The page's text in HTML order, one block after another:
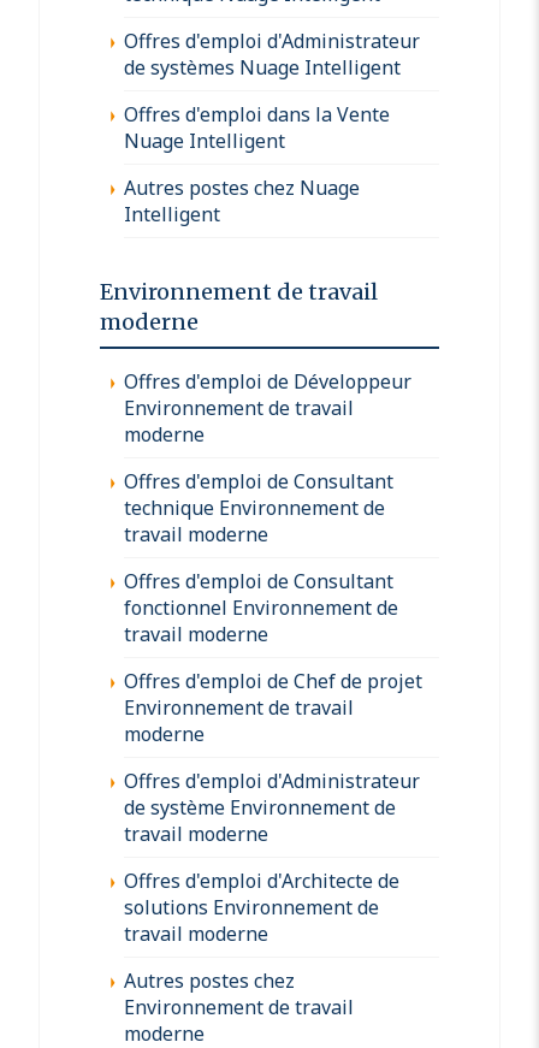
Offres d'emploi d'Administrateur
de systèmes Nuage Intelligent
Offres d'emploi dans la Vente
Nuage Intelligent
Autres postes chez Nuage
Intelligent
Environnement de travail
moderne
Offres d'emploi de Développeur
Environnement de travail
moderne
Offres d'emploi de Consultant
technique Environnement de
travail moderne
Offres d'emploi de Consultant
fonctionnel Environnement de
travail moderne
Offres d'emploi de Chef de projet
Environnement de travail
moderne
Offres d'emploi d'Administrateur
de système Environnement de
travail moderne
Offres d'emploi d'Architecte de
solutions Environnement de
travail moderne
Autres postes chez
Environnement de travail
moderne